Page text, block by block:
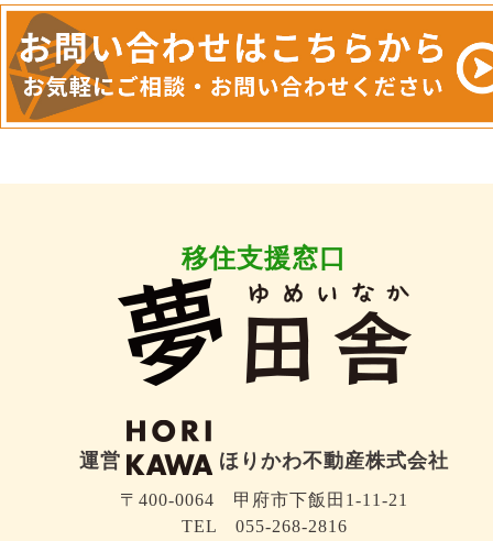
移住支援窓口
運営 ほりかわ不動産株式会社
〒400-0064 甲府市下飯田1-11-21
TEL 055-268-2816